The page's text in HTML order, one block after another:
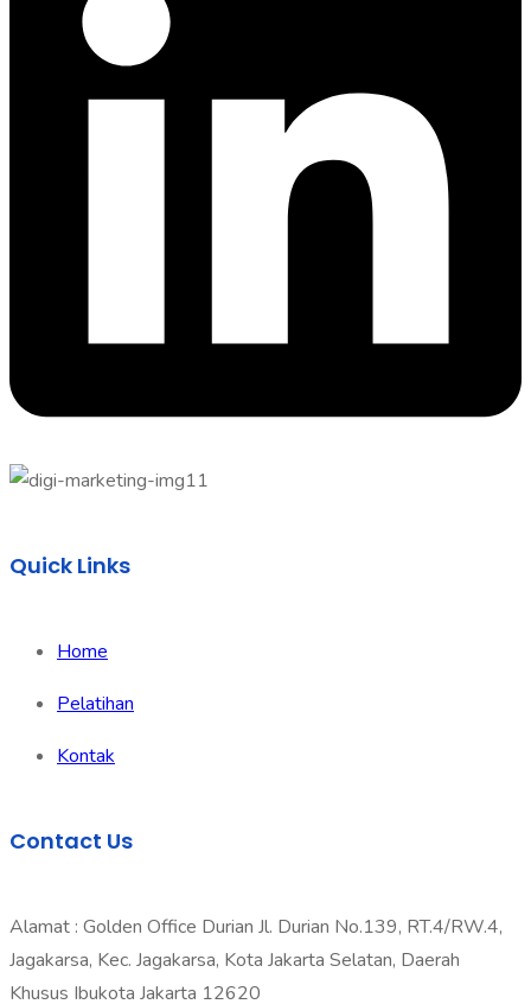
Quick Links
Home
Pelatihan
Kontak
Contact Us
Alamat : Golden Office Durian Jl. Durian No.139, RT.4/RW.4,
Jagakarsa, Kec. Jagakarsa, Kota Jakarta Selatan, Daerah
Khusus Ibukota Jakarta 12620